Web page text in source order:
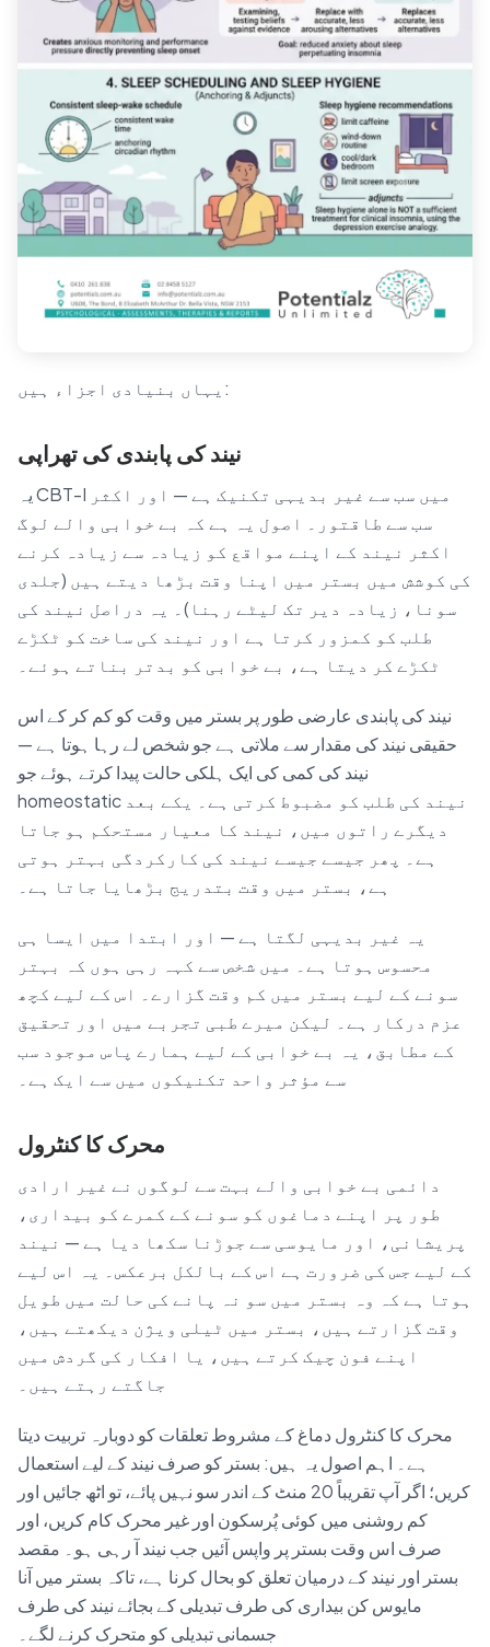
یہاں بنیادی اجزاء ہیں:
نیند کی پابندی کی تھراپی
یہ CBT-I میں سب سے غیر بدیہی تکنیک ہے — اور اکثر
سب سے طاقتور۔ اصول یہ ہے کہ بے خوابی والے لوگ
اکثر نیند کے اپنے مواقع کو زیادہ سے زیادہ کرنے
کی کوشش میں بستر میں اپنا وقت بڑھا دیتے ہیں (جلدی
سونا، زیادہ دیر تک لیٹے رہنا)۔ یہ دراصل نیند کی
طلب کو کمزور کرتا ہے اور نیند کی ساخت کو ٹکڑے
ٹکڑے کر دیتا ہے، بے خوابی کو بدتر بناتے ہوئے۔
نیند کی پابندی عارضی طور پر بستر میں وقت کو کم کر کے اس
حقیقی نیند کی مقدار سے ملاتی ہے جو شخص لے رہا ہوتا ہے —
نیند کی کمی کی ایک ہلکی حالت پیدا کرتے ہوئے جو
homeostatic نیند کی طلب کو مضبوط کرتی ہے۔ یکے بعد
دیگرے راتوں میں، نیند کا معیار مستحکم ہو جاتا
ہے۔ پھر جیسے جیسے نیند کی کارکردگی بہتر ہوتی
ہے، بستر میں وقت بتدریج بڑھایا جاتا ہے۔
یہ غیر بدیہی لگتا ہے — اور ابتدا میں ایسا ہی
محسوس ہوتا ہے۔ میں شخص سے کہہ رہی ہوں کہ بہتر
سونے کے لیے بستر میں کم وقت گزارے۔ اس کے لیے کچھ
عزم درکار ہے۔ لیکن میرے طبی تجربے میں اور تحقیق
کے مطابق، یہ بے خوابی کے لیے ہمارے پاس موجود سب
سے مؤثر واحد تکنیکوں میں سے ایک ہے۔
محرک کا کنٹرول
دائمی بے خوابی والے بہت سے لوگوں نے غیر ارادی
طور پر اپنے دماغوں کو سونے کے کمرے کو بیداری،
پریشانی، اور مایوسی سے جوڑنا سکھا دیا ہے — نیند
کے لیے جس کی ضرورت ہے اس کے بالکل برعکس۔ یہ اس لیے
ہوتا ہے کہ وہ بستر میں سو نہ پانے کی حالت میں طویل
وقت گزارتے ہیں، بستر میں ٹیلی ویژن دیکھتے ہیں،
اپنے فون چیک کرتے ہیں، یا افکار کی گردش میں
جاگتے رہتے ہیں۔
محرک کا کنٹرول دماغ کے مشروط تعلقات کو دوبارہ تربیت دیتا
ہے۔ اہم اصول یہ ہیں: بستر کو صرف نیند کے لیے استعمال
کریں؛ اگر آپ تقریباً 20 منٹ کے اندر سو نہیں پائے، تو اٹھ جائیں اور
کم روشنی میں کوئی پُرسکون اور غیر محرک کام کریں، اور
صرف اس وقت بستر پر واپس آئیں جب نیند آ رہی ہو۔ مقصد
بستر اور نیند کے درمیان تعلق کو بحال کرنا ہے، تاکہ بستر میں آنا
مایوس کن بیداری کی طرف تبدیلی کے بجائے نیند کی طرف
جسمانی تبدیلی کو متحرک کرنے لگے۔